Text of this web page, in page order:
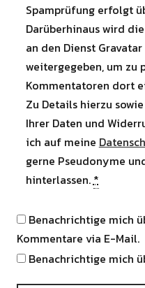
Spamprüfung erfolgt
Darüberhinaus wird
an den Dienst
weitergegeben, um zu
Kommentatoren dort
Zu Details hierzu
Ihrer Daten und
ich auf meine
gerne Pseudonyme
hinterlassen.*
Benachrichtige mich
Kommentare via E-Mail.
Benachrichtige mich